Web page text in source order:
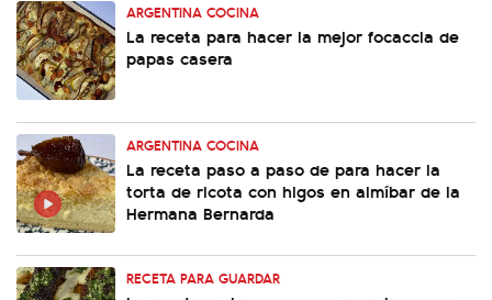
ARGENTINA COCINA
La receta para hacer la mejor focaccia de
papas casera
ARGENTINA COCINA
La receta paso a paso de para hacer la
torta de ricota con higos en almíbar de la
Hermana Bernarda
RECETA PARA GUARDAR